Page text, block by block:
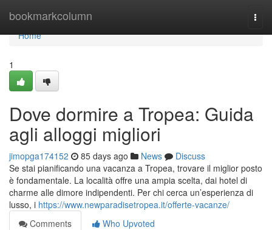
bookmarkcolumn
Home
Home
1
Dove dormire a Tropea: Guida
agli alloggi migliori
jimopga174152 85 days ago News
Discuss
Se stai pianificando una vacanza a Tropea, trovare il miglior posto
è fondamentale. La località offre una ampia scelta, dai hotel di
charme alle dimore indipendenti. Per chi cerca un’esperienza di
lusso, i https://www.newparadisetropea.it/offerte-vacanze/
Comments
Who Upvoted